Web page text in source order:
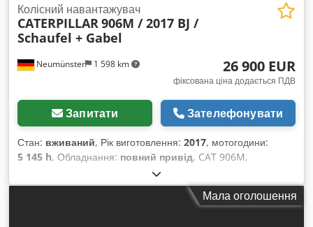
Neumünster 1 598 km
Колісний навантажувач
CATERPILLAR906M / 2017 BJ /
Schaufel + Gabel
26 900 EUR
фіксована ціна додається ПДВ
Запитати Зателефонувати
Стан: вживаний, Рік виготовлення: 2017, мотогодини:
5 145 h, Обладнання: повний привід, CAT 906M,
фронтальний навантажувач, рік випуску 2017,
укомплектований ковшем та вилами! ----* Виробник: CAT *
Модель: 906M * Рік випуску: 2017 * Напрацьовано:
Мала оголошення